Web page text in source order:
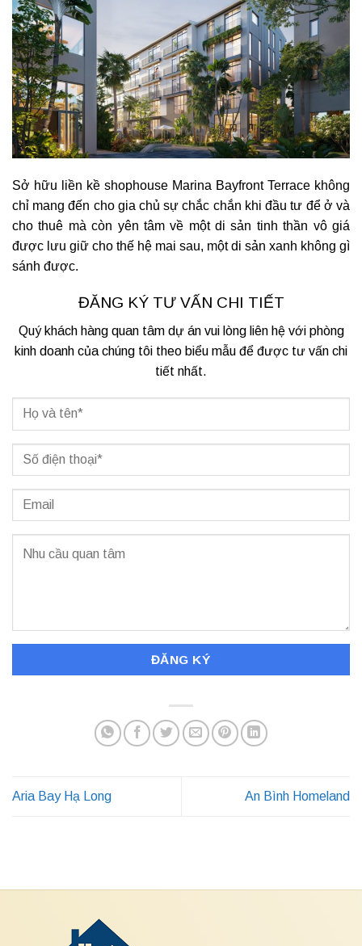
Sở hữu liền kề shophouse Marina Bayfront Terrace không
chỉ mang đến cho gia chủ sự chắc chắn khi đầu tư để ở và
cho thuê mà còn yên tâm về một di sản tinh thần vô giá
được lưu giữ cho thế hệ mai sau, một di sản xanh không gì
sánh được.
ĐĂNG KÝ TƯ VẤN CHI TIẾT
Quý khách hàng quan tâm dự án vui lòng liên hệ với phòng
kinh doanh của chúng tôi theo biểu mẫu để được tư vấn chi
tiết nhất.
Aria Bay Hạ Long An Bình Homeland